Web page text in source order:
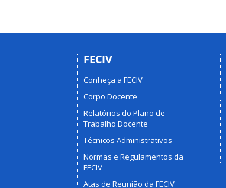
FECIV
Conheça a FECIV
Corpo Docente
Relatórios do Plano de
Trabalho Docente
Técnicos Administrativos
Normas e Regulamentos da
FECIV
Atas de Reunião da FECIV